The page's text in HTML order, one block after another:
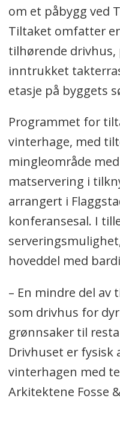
om et påbygg ved
Tiltaket omfatter
tilhørende drivhus,
inntrukket
etasje på byggets
Programmet for
vinterhage, med
mingleområde
matservering i
arrangert i
konferansesal. I
hoveddel med
– En mindre del
som drivhus for
grønnsaker til
Drivhuset er fysisk
vinterhagen med
Arkitektene Fosse